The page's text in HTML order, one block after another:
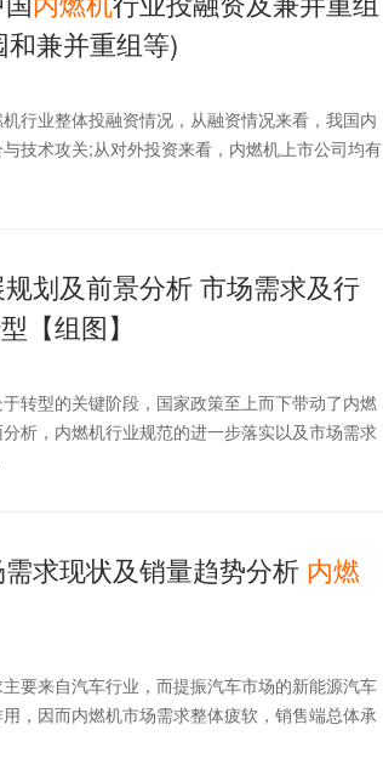
兼并重组等)
行业整体投融资情况，从融资情况来看，我国内
技术攻关;从对外投资来看，内燃机上市公司均有
划及前景分析 市场需求及行
【组图】
转型的关键阶段，国家政策至上而下带动了内燃
析，内燃机行业规范的进一步落实以及市场需求
求现状及销量趋势分析 内燃
要来自汽车行业，而提振汽车市场的新能源汽车
，因而内燃机市场需求整体疲软，销售端总体承